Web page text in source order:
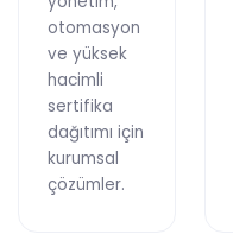
otomasyon
ve yüksek
hacimli
sertifika
dağıtımı için
kurumsal
çözümler.